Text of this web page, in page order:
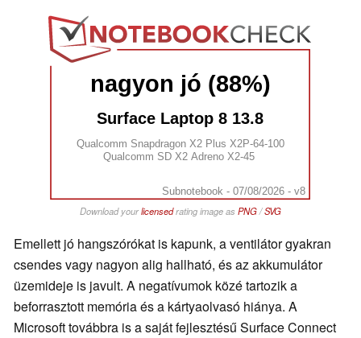
nagyon jó (88%)
Surface Laptop 8 13.8
Qualcomm Snapdragon X2 Plus X2P-64-100
Qualcomm SD X2 Adreno X2-45
Subnotebook - 07/08/2026 - v8
Download yourlicensedrating image as PNG/SVG
Emellett jó hangszórókat is kapunk, a ventilátor gyakran
csendes vagy nagyon alig hallható, és az akkumulátor
üzemideje is javult. A negatívumok közé tartozik a
beforrasztott memória és a kártyaolvasó hiánya. A
Microsoft továbbra is a saját fejlesztésű Surface Connect